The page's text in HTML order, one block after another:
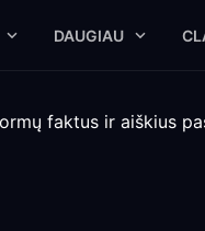
DAUGIAU
faktus ir aiškius